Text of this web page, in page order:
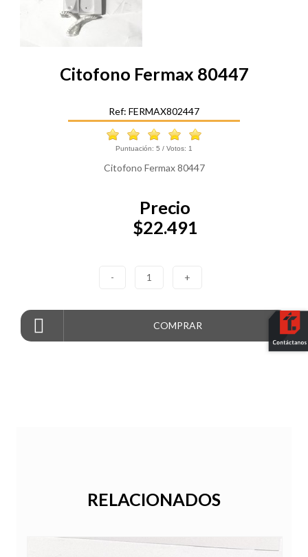
Citofono Fermax 80447
Ref: FERMAX802447
Puntuación: 5 / Votos: 1
Citofono Fermax 80447
Precio
$22.491
- 1 +
COMPRAR
RELACIONADOS